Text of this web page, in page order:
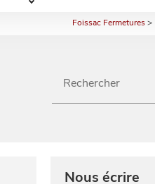
Foissac Fermetures>
Rechercher
Nous écrire